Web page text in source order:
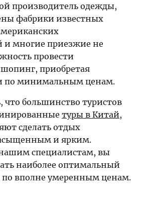
производитель одежды,
фабрики известных
и многие приезжие не
провести
приобретая
по минимальным ценам.
что большинство туристов
туры в Китай,
сделать отдых
и ярким.
специалистам, вы
наиболее оптимальный
по вполне умеренным ценам.